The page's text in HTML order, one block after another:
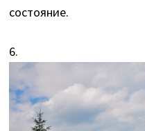
состояние.
6.